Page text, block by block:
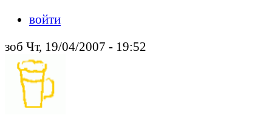
войти
зоб Чт, 19/04/2007 - 19:52